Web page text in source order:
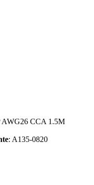
CCA 1.5M
: A135-0820